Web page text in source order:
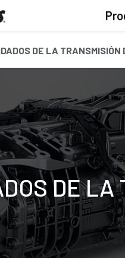
DE LA TRANSMISIÓN
DE LA